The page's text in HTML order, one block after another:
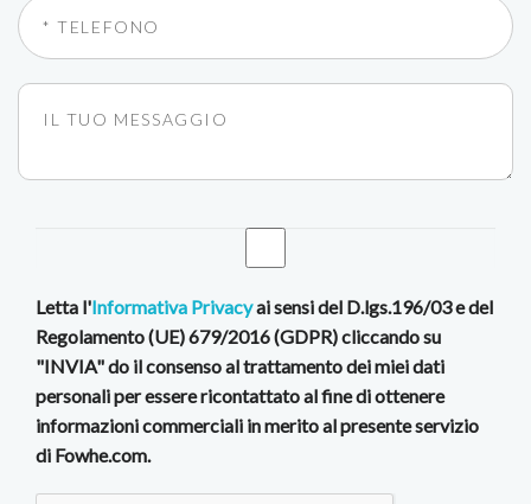
Letta l'Informativa Privacyai sensi del D.lgs.196/03 e del
Regolamento (UE) 679/2016 (GDPR) cliccando su
"INVIA" do il consenso al trattamento dei miei dati
personali per essere ricontattato al fine di ottenere
informazioni commerciali in merito al presente servizio
di Fowhe.com.